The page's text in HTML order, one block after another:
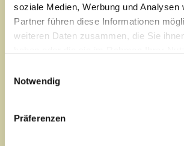
soziale Medien, Werbung und Analysen
Partner führen diese Informationen
weiteren Daten zusammen, die Sie
Notwendig
Präferenzen
39 Jahre Krankenschwester, div.